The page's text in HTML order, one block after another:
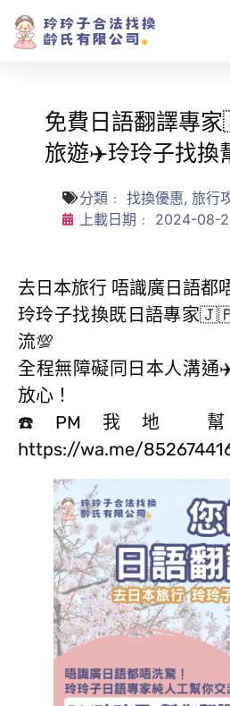
免費日語翻譯專
旅遊✈️玲玲子找換
分類﹕ 找換優惠, 旅行
上載日期﹕
2024-08-
去日本旅行 唔識廣日語都
玲玲子找換既日語專家
流💯
全程無障礙同日本人溝通
放心！
☎️PM我地 幫
https://wa.me/